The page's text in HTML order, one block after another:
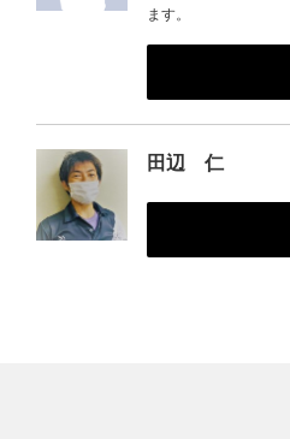
ます。
田辺 仁